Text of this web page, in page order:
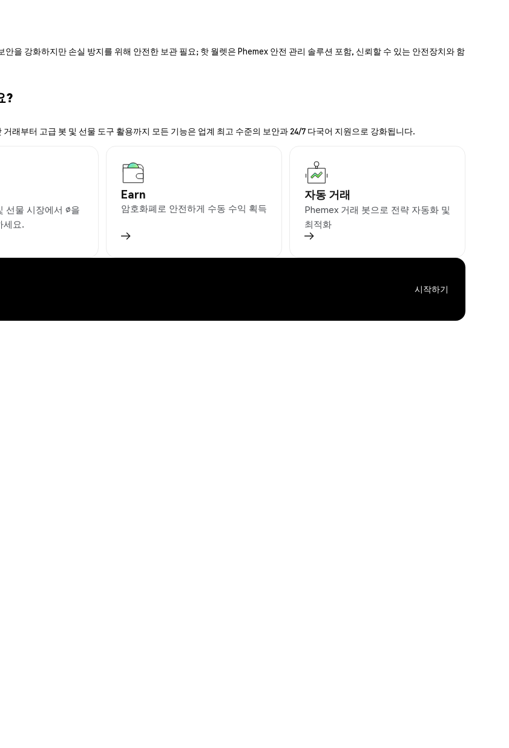
을 강화하지만 손실 방지를 위해 안전한 보관 필요; 핫 월렛은 Phemex 안전 관리 솔루션 포함, 신뢰할 수 있는 안전장치와 함
?
래부터 고급 봇 및 선물 도구 활용까지 모든 기능은 업계 최고 수준의 보안과 24/7 다국어 지원으로 강화됩니다.
선물 시장에서 ∅을
세요.
Earn
암호화폐로 안전하게 수동 수익 획득
자동 거래
Phemex 거래 봇으로 전략 자동화 및
최적화
시작하기